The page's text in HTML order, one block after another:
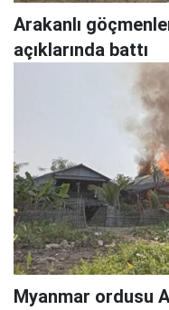
Arakanlı
açıklarında battı
Myanmar ordusu